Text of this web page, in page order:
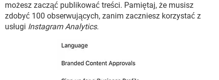
możesz zacząć publikować treści. Pamiętaj, że musisz
zdobyć 100 obserwujących, zanim zaczniesz korzystać z
usługi Instagram Analytics.